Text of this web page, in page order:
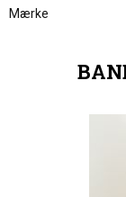
Mærke